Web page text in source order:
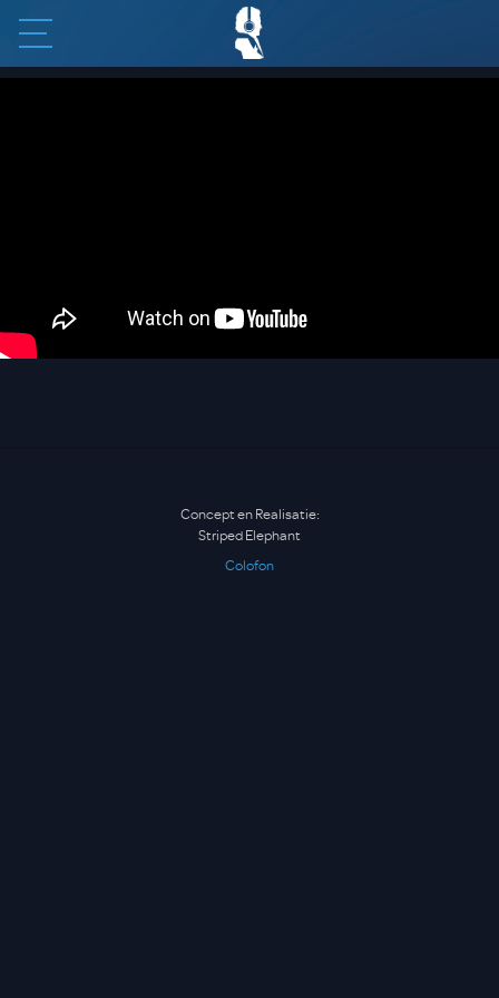
Concept en Realisatie:
Striped Elephant
Colofon